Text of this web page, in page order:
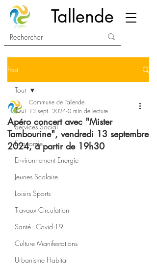
Tallende
Post
Tout
Services Social
Economie
Environnement Energie
Jeunes Scolaire
Loisirs Sports
Travaux Circulation
Santé - Covid-19
Culture Manifestations
Urbanisme Habitat
Tout
Apéro concert avec "Mister
Tambourine", vendredi 13 septembre
2024, à partir de 19h30
Commune de Tallende
13 sept. 2024 0 min de lecture